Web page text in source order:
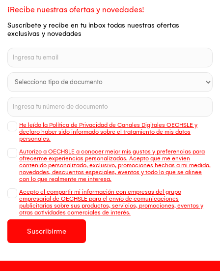
¡Recibe nuestras ofertas y novedades!
Suscríbete y recibe en tu inbox todas nuestras ofertas
exclusivas y novedades
He leído la Política de Privacidad de Canales Digitales OECHSLE y
declaro haber sido informado sobre el tratamiento de mis datos
personales.
Autorizo a OECHSLE a conocer mejor mis gustos y preferencias para
ofrecerme experiencias personalizadas. Acepto que me envien
contenido personalizado, exclusivo, promociones hechas a mi medida,
novedades, descuentos especiales, eventos y todo lo que se alinee
con lo que realmente me interesa.
Acepto el compartir mi información con empresas del grupo
empresarial de OECHSLE para el envío de comunicaciones
publicitarias sobre sus productos, servicios, promociones, eventos y
otras actividades comerciales de interés.
Suscribirme